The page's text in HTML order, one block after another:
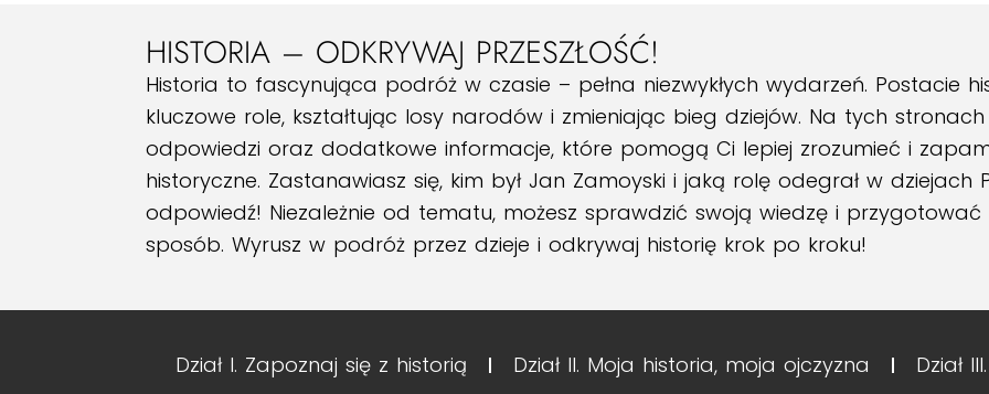
HISTORIA – ODKRYWAJ PRZESZŁOŚĆ!
Historia to fascynująca podróż w czasie – pełna niezwykłych wydarzeń. Postacie
kluczowe role, kształtując losy narodów i zmieniając bieg dziejów. Na tych
odpowiedzi oraz dodatkowe informacje, które pomogą Ci lepiej zrozumieć i
historyczne. Zastanawiasz się, kim był Jan Zamoyski i jaką rolę odegrał w dziejach
odpowiedź! Niezależnie od tematu, możesz sprawdzić swoją wiedzę i
sposób. Wyrusz w podróż przez dzieje i odkrywaj historię krok po kroku!
Dział I. Zapoznaj się z historią Dział II. Moja historia, moja ojczyzna
Dział